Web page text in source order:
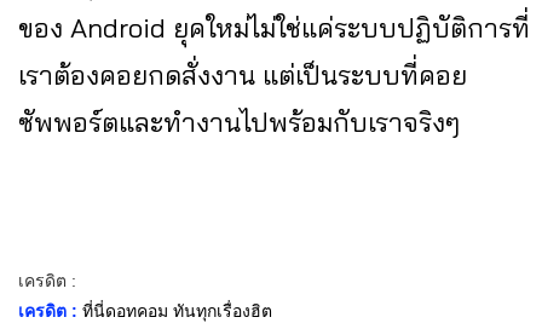
ของ Android ยุคใหม่ไม่ใช่แค่ระบบปฏิบัติการที่
เราต้องคอยกดสั่งงาน แต่เป็นระบบที่คอย
ซัพพอร์ตและทำงานไปพร้อมกับเราจริงๆ
เครดิต :
เครดิต : ที่นี่ดอทคอม ทันทุกเรื่องฮิต